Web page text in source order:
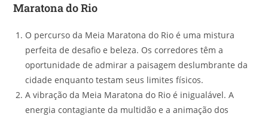
Maratona do Rio
O percurso da Meia Maratona do Rio é uma mistura
perfeita de desafio e beleza. Os corredores têm a
oportunidade de admirar a paisagem deslumbrante da
cidade enquanto testam seus limites físicos.
A vibração da Meia Maratona do Rio é inigualável. A
energia contagiante da multidão e a animação dos